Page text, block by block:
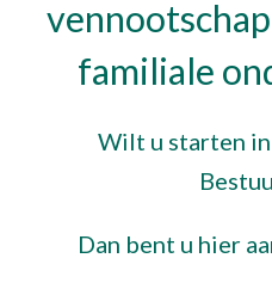
familiale
Wilt u starten in
Dan bent u hier